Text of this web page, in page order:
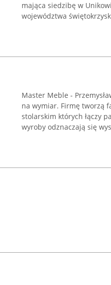
mająca siedzibę w
województwa
Master Meble -
na wymiar. Firmę tworzą
stolarskim których łączy
wyroby odznaczają się